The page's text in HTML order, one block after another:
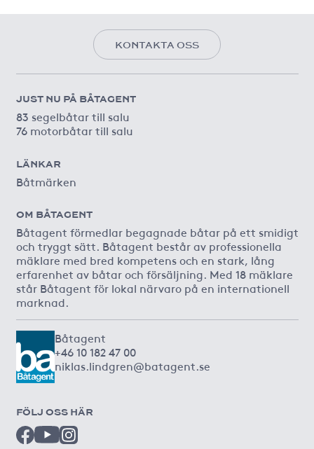
KONTAKTA OSS
JUST NU PÅ BÅTAGENT
83 segelbåtar till salu
76 motorbåtar till salu
LÄNKAR
Båtmärken
OM BÅTAGENT
Båtagent förmedlar begagnade båtar på ett smidigt
och tryggt sätt. Båtagent består av professionella
mäklare med bred kompetens och en stark, lång
erfarenhet av båtar och försäljning. Med 18 mäklare
står Båtagent för lokal närvaro på en internationell
marknad.
Båtagent
+46 10 182 47 00
niklas.lindgren@batagent.se
FÖLJ OSS HÄR